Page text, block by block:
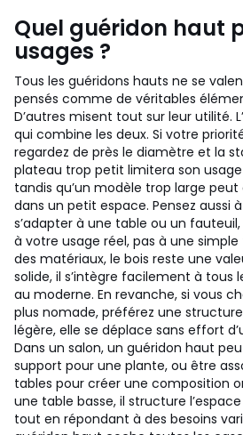
Quel guéridon haut
usages ?
Tous les guéridons hauts ne se
pensés comme de véritables
D’autres misent tout sur leur utilité.
qui combine les deux. Si votre
regardez de près le diamètre et la
plateau trop petit limitera son
tandis qu’un modèle trop large
dans un petit espace. Pensez aussi
s’adapter à une table ou un
à votre usage réel, pas à une
des matériaux, le bois reste une
solide, il s’intègre facilement à tous
au moderne. En revanche, si vous
plus nomade, préférez une
légère, elle se déplace sans effort
Dans un salon, un guéridon haut
support pour une plante, ou être
tables pour créer une composition
une table basse, il structure
tout en répondant à des besoins